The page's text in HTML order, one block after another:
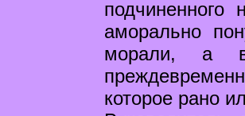
подчиненного
аморально
морали, а в
которое рано